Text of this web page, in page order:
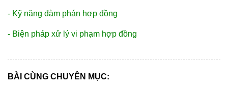
- Kỹ năng đàm phán hợp đồng
- Biện pháp xử lý vi phạm hợp đồng
BÀI CÙNG CHUYÊN MỤC: